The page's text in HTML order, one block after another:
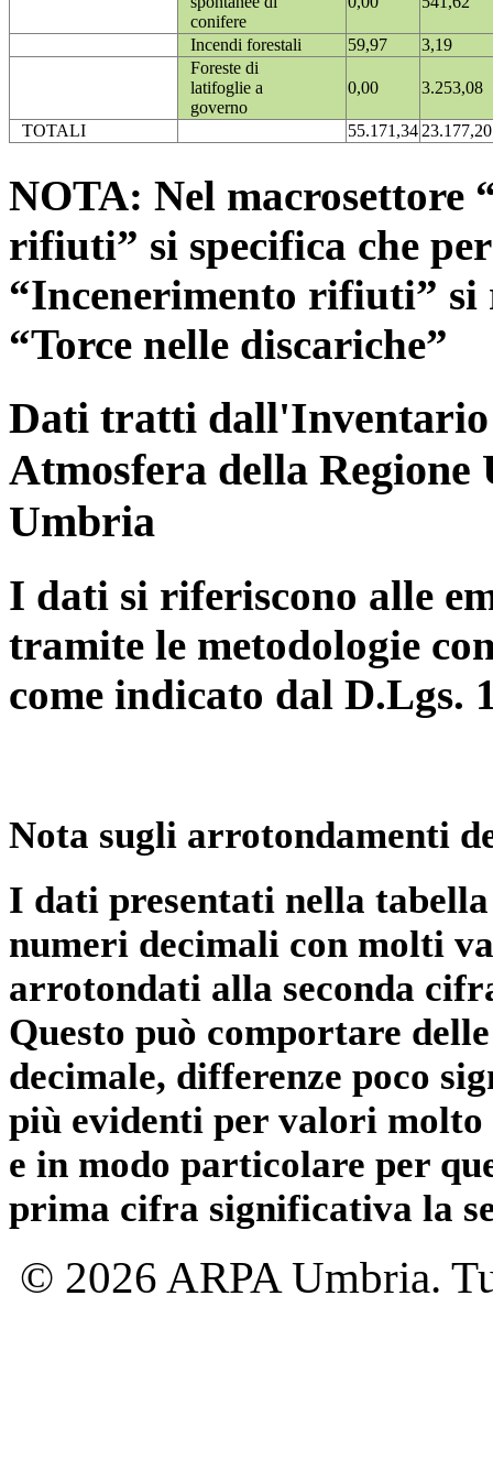
conifere
Incendi forestali 59,97
3,19
Foreste di
latifoglie a
governo
0,00 3.253,08
TOTALI 55.171,3423.177,20
NOTA: Nel macrosettore
rifiuti” si specifica che
“Incenerimento rifiuti”
“Torce nelle discariche”
Dati tratti dall'Inventario
Atmosfera della
Umbria
I dati si riferiscono alle
tramite le metodologie
come indicato dal D.Lgs.
Nota sugli arrotondamenti
I dati presentati nella
numeri decimali con molti
arrotondati alla seconda
Questo può comportare
decimale, differenze poco
più evidenti per valori
e in modo particolare per
prima cifra significativa la
© 2026 ARPA Umbria.